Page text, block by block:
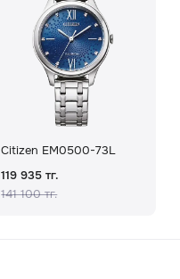
Citizen EM0500-73L
119 935 тг.
141 100 тг.